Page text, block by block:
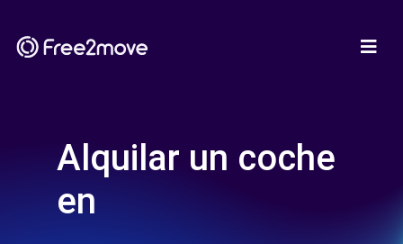
Alquilar un coche
en